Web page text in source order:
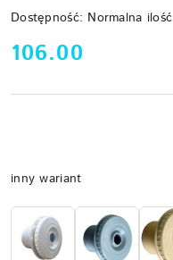
Dostępność: Normalna ilość
cena:
106.00
Wariant
inny wariant